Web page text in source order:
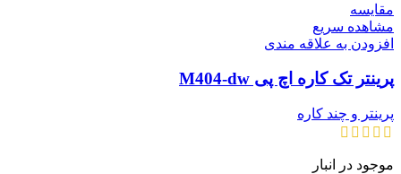
مقایسه
مشاهده سریع
افزودن به علاقه مندی
پرینتر تک کاره اچ پی M404-dw
پرینتر و چند کاره
موجود در انبار